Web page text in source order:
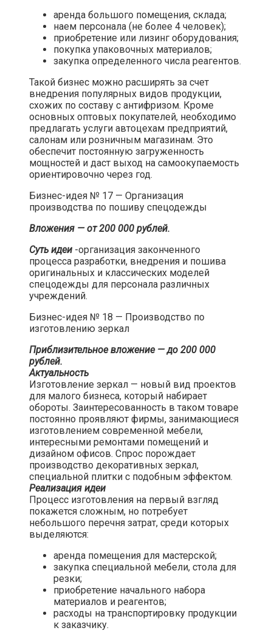
аренда большого помещения, склада;
наем персонала (не более 4 человек);
приобретение или лизинг оборудования;
покупка упаковочных материалов;
закупка определенного числа реагентов.
Такой бизнес можно расширять за счет
внедрения популярных видов продукции,
схожих по составу с антифризом. Кроме
основных оптовых покупателей, необходимо
предлагать услуги автоцехам предприятий,
салонам или розничным магазинам. Это
обеспечит постоянную загруженность
мощностей и даст выход на самоокупаемость
ориентировочно через год.​
Бизнес-идея № 17 — Организация
производства по пошиву спецодежды​
Вложения — от 200 000 рублей.
Суть идеи -организация законченного
процесса разработки, внедрения и пошива
оригинальных и классических моделей
спецодежды для персонала различных
учреждений.​
Бизнес-идея № 18 — Производство по
изготовлению зеркал​
Приблизительное вложение — до 200 000
рублей.
Актуальность
Изготовление зеркал — новый вид проектов
для малого бизнеса, который набирает
обороты. Заинтересованность в таком товаре
постоянно проявляют фирмы, занимающиеся
изготовлением современной мебели,
интересными ремонтами помещений и
дизайном офисов. Спрос порождает
производство декоративных зеркал,
специальной плитки с подобным эффектом.
Реализация идеи
Процесс изготовления на первый взгляд
покажется сложным, но потребует
небольшого перечня затрат, среди которых
выделяются:
аренда помещения для мастерской;
закупка специальной мебели, стола для
резки;
приобретение начального набора
материалов и реагентов;
расходы на транспортировку продукции
к заказчику.